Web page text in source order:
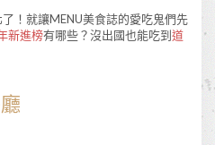
！就讓MENU美食誌的愛吃鬼們先
新進榜有哪些？沒出國也能吃到道